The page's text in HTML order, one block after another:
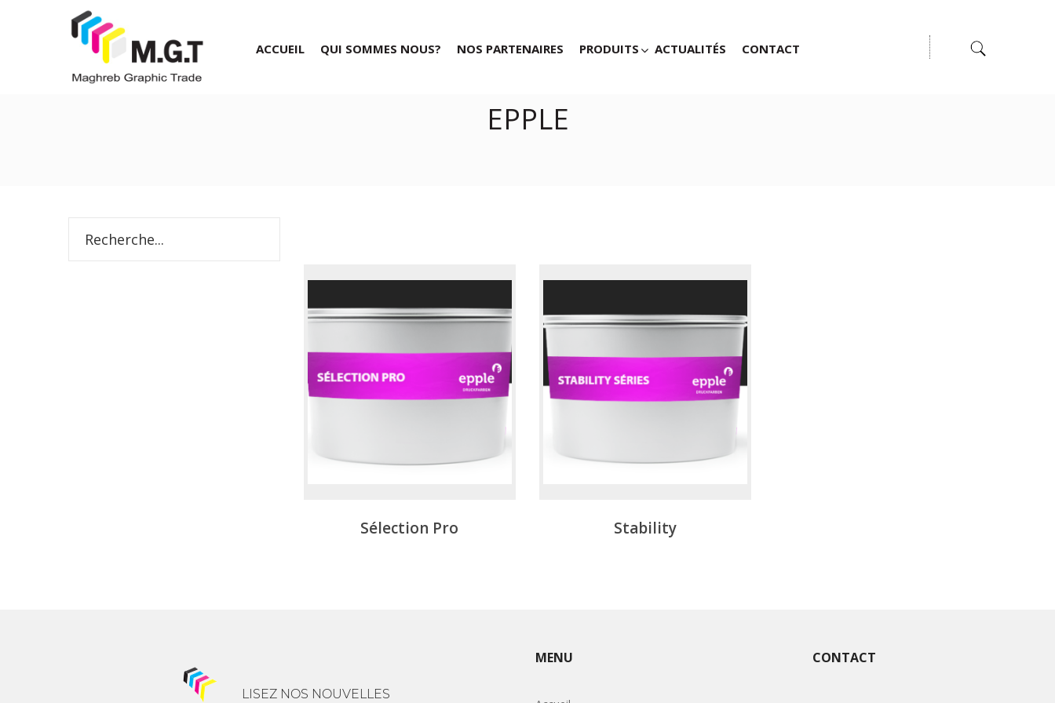
ACCUEIL QUI SOMMES NOUS? NOS PARTENAIRES PRODUITS ACTUALITÉS CONTACT
EPPLE
Sélection Pro Stability
LISEZ NOS NOUVELLES
MENU CONTACT